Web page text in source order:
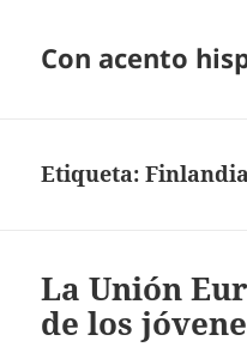
Con acento
Etiqueta:
La Unión
de los